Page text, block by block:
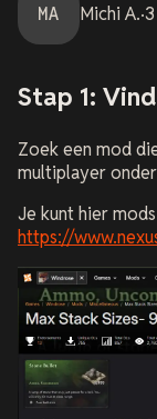
MA Michi A.·3
Stap 1:
Zoek een mod
multiplayer
Je kunt hier
https://